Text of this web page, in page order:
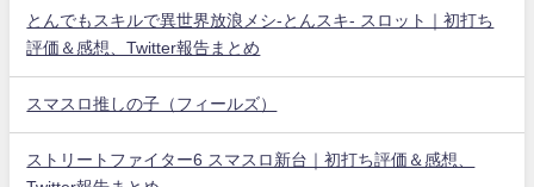
とんでもスキルで異世界放浪メシ-とんスキ- スロット｜初打ち
評価＆感想、Twitter報告まとめ
スマスロ推しの子（フィールズ）
ストリートファイター6 スマスロ新台｜初打ち評価＆感想、